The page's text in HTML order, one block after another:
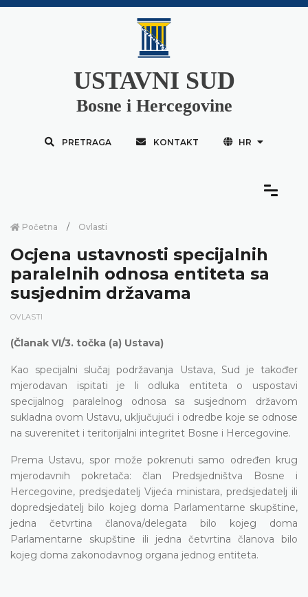
USTAVNI SUD
Bosne i Hercegovine
PRETRAGA KONTAKT HR
Početna Ovlasti
Ocjena ustavnosti specijalnih
paralelnih odnosa entiteta sa
susjednim državama
OVLASTI
(Članak VI/3. točka (a) Ustava)
Kao specijalni slučaj podržavanja Ustava, Sud je također
mjerodavan ispitati je li odluka entiteta o uspostavi
specijalnog paralelnog odnosa sa susjednom državom
sukladna ovom Ustavu, uključujući i odredbe koje se odnose
na suverenitet i teritorijalni integritet Bosne i Hercegovine.
Prema Ustavu, spor može pokrenuti samo određen krug
mjerodavnih pokretača: član Predsjedništva Bosne i
Hercegovine, predsjedatelj Vijeća ministara, predsjedatelj ili
dopredsjedatelj bilo kojeg doma Parlamentarne skupštine,
jedna četvrtina članova/delegata bilo kojeg doma
Parlamentarne skupštine ili jedna četvrtina članova bilo
kojeg doma zakonodavnog organa jednog entiteta.